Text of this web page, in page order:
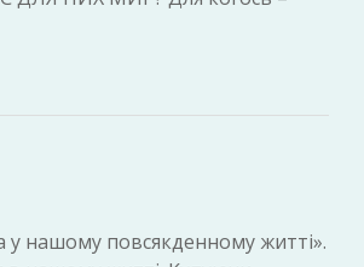
у нашому повсякденному житті».